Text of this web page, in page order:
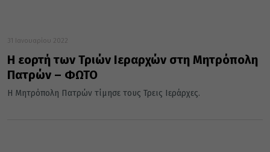
31 Ιανουαρίου 2022
Η εορτή των Τριών Ιεραρχών στη Μητρόπολη
Πατρών – ΦΩΤΟ
Η Μητρόπολη Πατρών τίμησε τους Τρεις Ιεράρχες.